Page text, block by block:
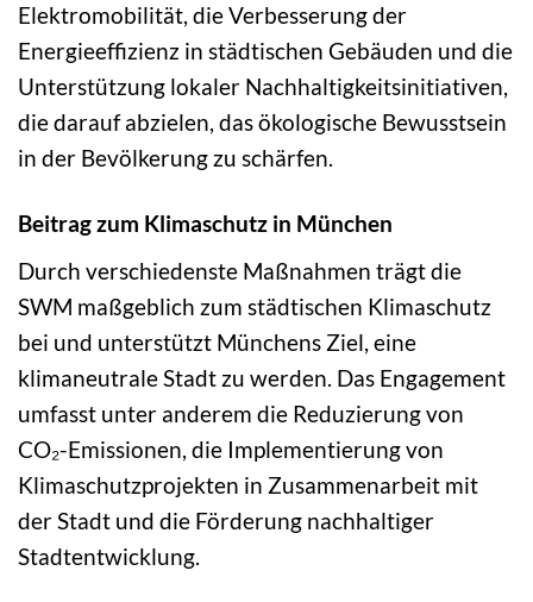
Elektromobilität, die Verbesserung der
Energieeffizienz in städtischen Gebäuden und die
Unterstützung lokaler Nachhaltigkeitsinitiativen,
die darauf abzielen, das ökologische Bewusstsein
in der Bevölkerung zu schärfen.
Beitrag zum Klimaschutz in München
Durch verschiedenste Maßnahmen trägt die
SWM maßgeblich zum städtischen Klimaschutz
bei und unterstützt Münchens Ziel, eine
klimaneutrale Stadt zu werden. Das Engagement
umfasst unter anderem die Reduzierung von
CO₂-Emissionen, die Implementierung von
Klimaschutzprojekten in Zusammenarbeit mit
der Stadt und die Förderung nachhaltiger
Stadtentwicklung.